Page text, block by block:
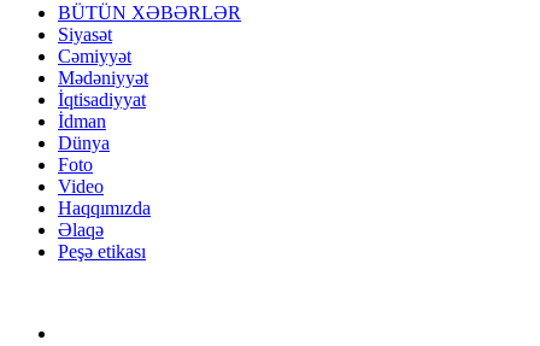
BÜTÜN XƏBƏRLƏR
Siyasət
Cəmiyyət
Mədəniyyət
İqtisadiyyat
İdman
Dünya
Foto
Video
Haqqımızda
Əlaqə
Peşə etikası